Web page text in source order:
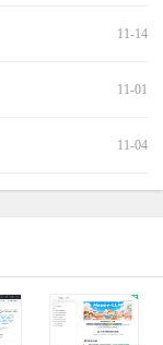
11-14
11-01
11-04